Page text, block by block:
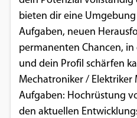
bieten dir eine
Aufgaben, neuen
permanenten Chancen,
und dein Profil schärfen
Mechatroniker /
Aufgaben: Hochrüstung
den aktuellen